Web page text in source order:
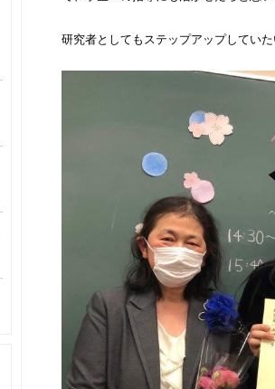
研究者としてもステップアップしていた